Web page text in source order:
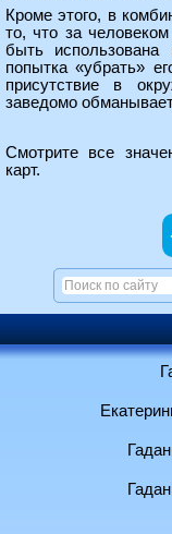
Кроме этого, в
то, что за
быть
попытка «убрать»
присутствие в
заведомо
Смотрите все
карт.